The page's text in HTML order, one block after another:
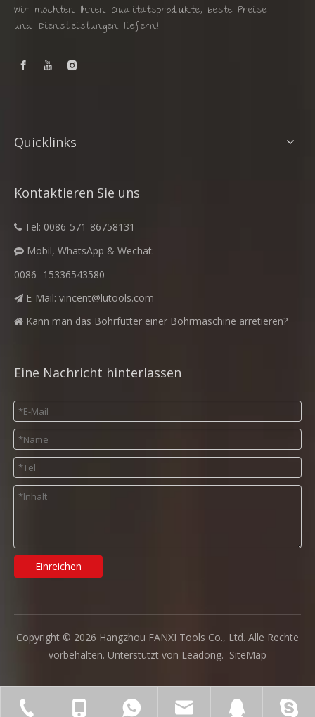
Wir möchten Ihnen Qualitätsprodukte, beste Preise
und Dienstleistungen liefern!
Quicklinks
Kontaktieren Sie uns
 Tel: 0086-571-86758131
 Mobil, WhatsApp & Wechat:
0086- 15336543580
 E-Mail: vincent@lutools.com
 Kann man das Bohrfutter einer Bohrmaschine arretieren?
Eine Nachricht hinterlassen
Einreichen
Copyright © 2026 Hangzhou FANXI Tools Co., Ltd. Alle Rechte
vorbehalten. Unterstützt von Leadong. SiteMap